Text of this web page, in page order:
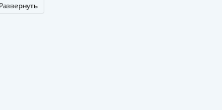
Развернуть